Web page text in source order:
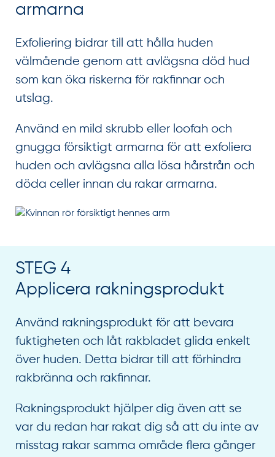
armarna
Exfoliering bidrar till att hålla huden
välmående genom att avlägsna död hud
som kan öka riskerna för rakfinnar och
utslag.
Använd en mild skrubb eller loofah och
gnugga försiktigt armarna för att exfoliera
huden och avlägsna alla lösa hårstrån och
döda celler innan du rakar armarna.
STEG 4
Applicera rakningsprodukt
Använd rakningsprodukt för att bevara
fuktigheten och låt rakbladet glida enkelt
över huden. Detta bidrar till att förhindra
rakbränna och rakfinnar.
Rakningsprodukt hjälper dig även att se
var du redan har rakat dig så att du inte av
misstag rakar samma område flera gånger